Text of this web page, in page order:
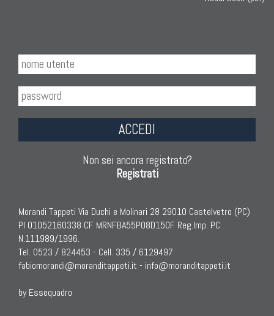
ACCEDI
Non sei ancora registrato?
Registrati
Morandi Tappeti Via Duchi e Molinari 28 29010 Castelvetro (PC)
PI 01052160338 CF MRNFBA55P08D150F Reg.Imp. PC
N.111989/1996.
Tel. 0523 / 824453 - Cell. 335 / 6129497
fabiomorandi@moranditappeti.it - info@moranditappeti.it
by Essequadro